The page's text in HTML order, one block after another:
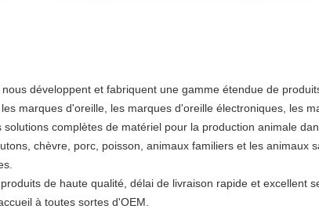
développent et fabriquent une gamme étendue de
marques d'oreille, les marques d'oreille électroniques, les
complètes de matériel pour la production animale
chèvre, porc, poisson, animaux familiers et les animaux
de haute qualité, délai de livraison rapide et excellent
à toutes sortes d'OEM.